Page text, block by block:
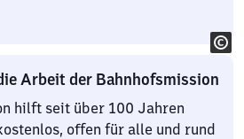
Arbeit der Bahnhofsmission
hilft seit über 100 Jahren
offen für alle und rund